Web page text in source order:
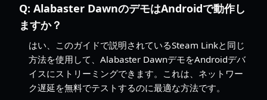
Q: Alabaster DawnのデモはAndroidで動作し
ますか？
はい、このガイドで説明されているSteam Linkと同じ
方法を使用して、Alabaster DawnデモをAndroidデバ
イスにストリーミングできます。これは、ネットワー
ク遅延を無料でテストするのに最適な方法です。